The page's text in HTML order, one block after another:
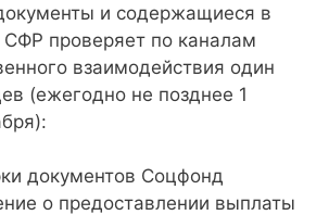
и содержащиеся в
СФР проверяет по каналам
взаимодействия один
(ежегодно не позднее 1
документов Соцфонд
о предоставлении выплаты